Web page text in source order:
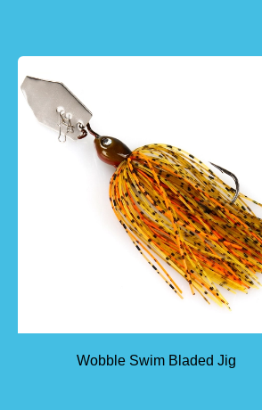
Wobble Swim Bladed Jig